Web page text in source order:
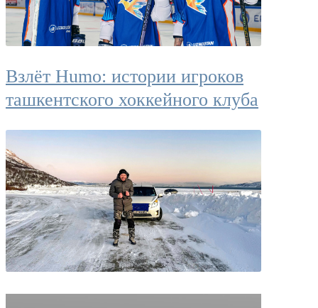
Взлёт Humo: истории игроков
ташкентского хоккейного клуба